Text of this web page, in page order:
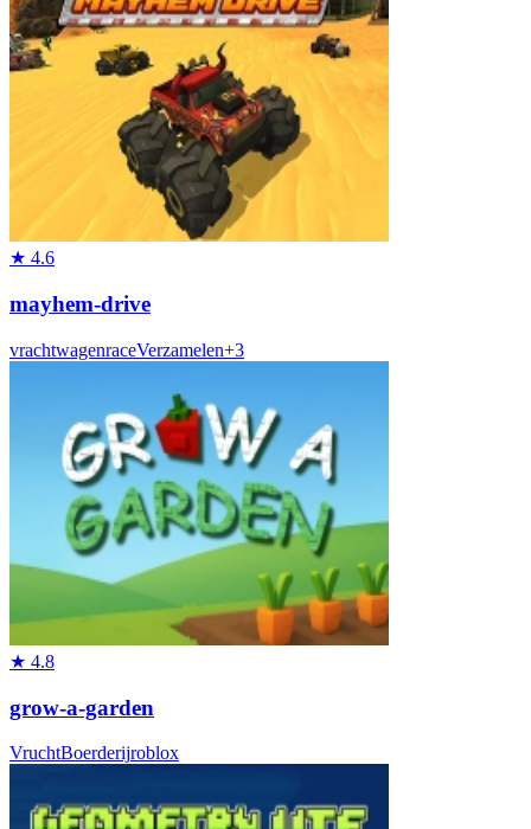
★ 4.6
mayhem-drive
vrachtwagenraceVerzamelen+3
★ 4.8
grow-a-garden
VruchtBoerderijroblox